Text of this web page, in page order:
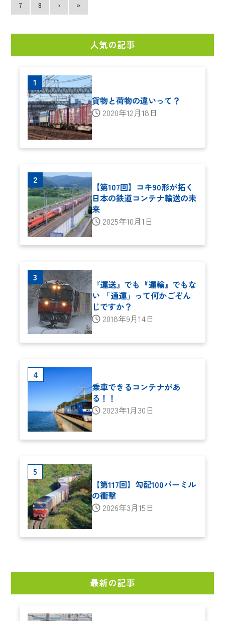
7 8 › »
人気の記事
貨物と荷物の違いって？
2020年12月18日
【第107回】コキ90形が拓く
日本の鉄道コンテナ輸送の未
来
2025年10月1日
『運送』でも『運輸』でもな
い 「通運」って何かごぞん
じですか？
2018年9月14日
乗車できるコンテナがあ
る！！
2023年1月30日
【第117回】勾配100パーミル
の衝撃
2026年3月15日
最新の記事